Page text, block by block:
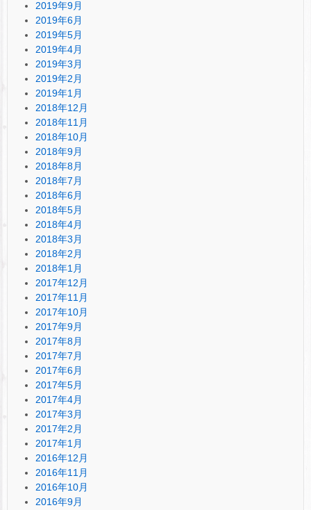
2019年9月
2019年6月
2019年5月
2019年4月
2019年3月
2019年2月
2019年1月
2018年12月
2018年11月
2018年10月
2018年9月
2018年8月
2018年7月
2018年6月
2018年5月
2018年4月
2018年3月
2018年2月
2018年1月
2017年12月
2017年11月
2017年10月
2017年9月
2017年8月
2017年7月
2017年6月
2017年5月
2017年4月
2017年3月
2017年2月
2017年1月
2016年12月
2016年11月
2016年10月
2016年9月